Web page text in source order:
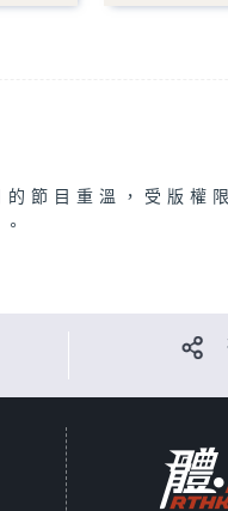
節目重溫，受版權